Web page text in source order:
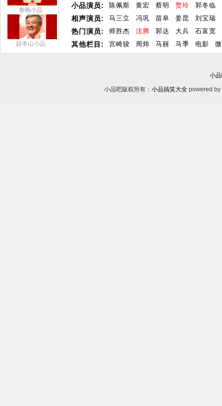
春晚小品
赵本山小品
小品演员:
相声演员:
热门演员:
其他栏目:
陈佩斯 黄宏 蔡明 贾玲
郭冬临
马三立
冯巩 苗阜 姜昆
刘宝瑞
师胜杰
沈腾 郭达 大兵
石富宽
宫崎骏
周炜 马丽 马季 电影
小
小品吧版权所有： 小品搞笑大全 powered by